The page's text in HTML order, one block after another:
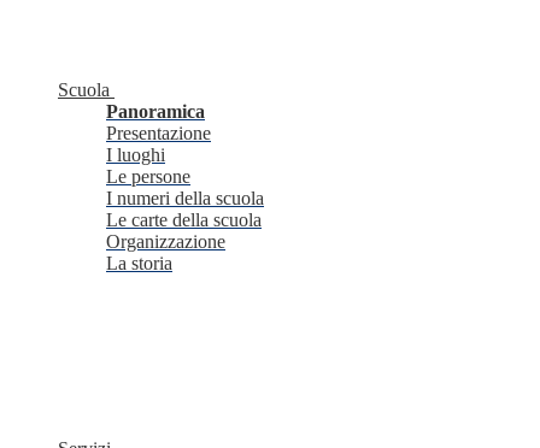
Scuola
Panoramica
Presentazione
I luoghi
Le persone
I numeri della scuola
Le carte della scuola
Organizzazione
La storia